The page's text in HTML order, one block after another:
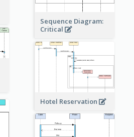
Sequence Diagram:
Critical
Hotel Reservation